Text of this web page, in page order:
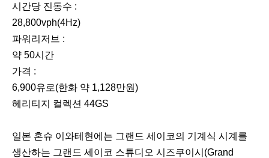
시간당 진동수 :
28,800vph(4Hz)
파워리저브 :
약 50시간
가격 :
6,900유로(한화 약 1,128만원)
헤리티지 컬렉션 44GS
일본 혼슈 이와테현에는 그랜드 세이코의 기계식 시계를
생산하는 그랜드 세이코 스튜디오 시즈쿠이시(Grand